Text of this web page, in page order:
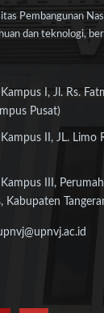
Pembangunan
dan teknologi,
I, Jl. Rs.
Pusat)
II, JL. Limo
Kampus III,
Kabupaten